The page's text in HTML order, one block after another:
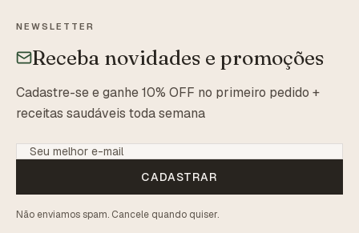
NEWSLETTER
Receba novidades e promoções
Cadastre-se e ganhe 10% OFF no primeiro pedido +
receitas saudáveis toda semana
CADASTRAR
Não enviamos spam. Cancele quando quiser.